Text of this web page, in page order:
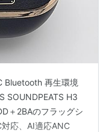
Bluetooth 再生環境
SOUNDPEATS H3
＋2BAのフラッグシ
応、AI適応ANC